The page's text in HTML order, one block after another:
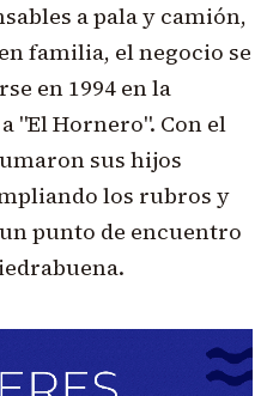
a pala y camión,
familia, el negocio se
en 1994 en la
"El Hornero". Con el
sus hijos
los rubros y
punto de encuentro